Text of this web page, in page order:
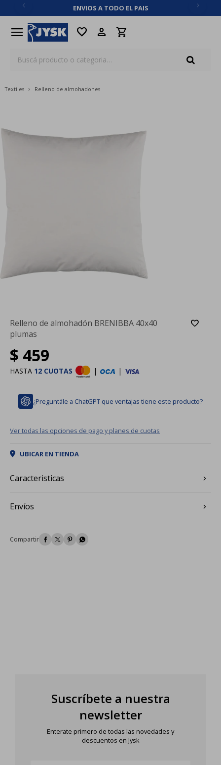
ENVIOS A TODO EL PAIS
menu favorite
Textiles Relleno de almohadones
Relleno de almohadón BRENIBBA 40x40
plumas
$ 459
HASTA 12 CUOTAS | |
¿Preguntále a ChatGPT que ventajas tiene este producto?
Ver todas las opciones de pago y planes de cuotas
UBICAR EN TIENDA
Caracteristicas
Envíos
   
Suscríbete a nuestra
newsletter
Enterate primero de todas las novedades y
descuentos en Jysk
close